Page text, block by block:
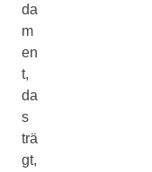
da
m
en
t,
da
s
trä
gt,